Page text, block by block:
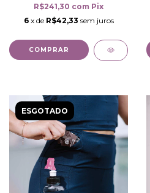
R$241,30 com Pix
6 x de R$42,33 sem juros
COMPRAR
ESGOTADO